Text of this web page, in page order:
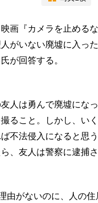
画『カメラを止める
がいない廃墟に入っ
が回答する。
人は勇んで廃墟にな
ること。しかし、い
不法侵入になると思
、友人は警察に逮捕
由がないのに、人の